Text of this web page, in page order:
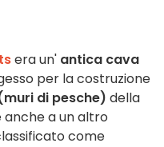
era un' antica cava
per la costruzione
di pesche) della
a un altro
come